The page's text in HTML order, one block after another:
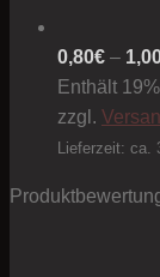
0,80€ –
Enthält
zzgl.
Lieferzeit: ca.